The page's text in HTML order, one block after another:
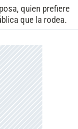
quien prefiere
que la rodea.